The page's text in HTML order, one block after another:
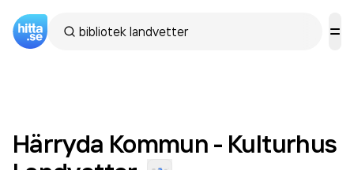
Härryda Kommun - Kulturhus